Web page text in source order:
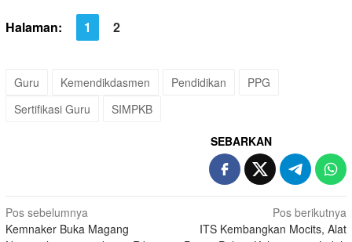
Halaman: 1 2
Guru Kemendikdasmen Pendidikan
PPG
Sertifikasi Guru
SIMPKB
SEBARKAN
Navigasi
Pos sebelumnya
Kemnaker Buka Magang
Pos berikutnya
ITS Kembangkan Mocits, Alat